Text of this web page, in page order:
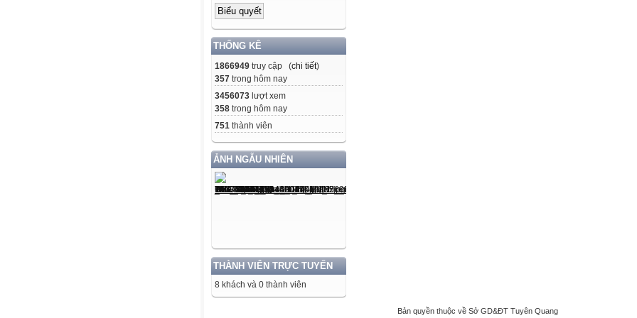
THỐNG KÊ
1866949 truy cập (chi tiết)
357 trong hôm nay
3456073 lượt xem
358 trong hôm nay
751 thành viên
ẢNH NGẪU NHIÊN
THÀNH VIÊN TRỰC TUYẾN
8 khách và 0 thành viên
Bản quyền thuộc về Sở GD&ĐT Tuyên Quang